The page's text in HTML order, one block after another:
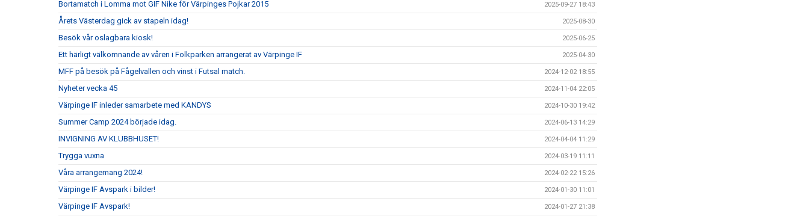
Bortamatch i Lomma mot GIF Nike för Värpinges Pojkar 2015 2025-09-27 18:43
Årets Västerdag gick av stapeln idag! 2025-08-30
Besök vår oslagbara kiosk! 2025-06-25
Ett härligt välkomnande av våren i Folkparken arrangerat av Värpinge IF 2025-04-30
MFF på besök på Fågelvallen och vinst i Futsal match. 2024-12-02 18:55
Nyheter vecka 45 2024-11-04 22:05
Värpinge IF inleder samarbete med KANDYS 2024-10-30 19:42
Summer Camp 2024 började idag. 2024-06-13 14:29
INVIGNING AV KLUBBHUSET! 2024-04-04 11:29
Trygga vuxna 2024-03-19 11:11
Våra arrangemang 2024! 2024-02-22 15:26
Värpinge IF Avspark i bilder! 2024-01-30 11:01
Värpinge IF Avspark! 2024-01-27 21:38